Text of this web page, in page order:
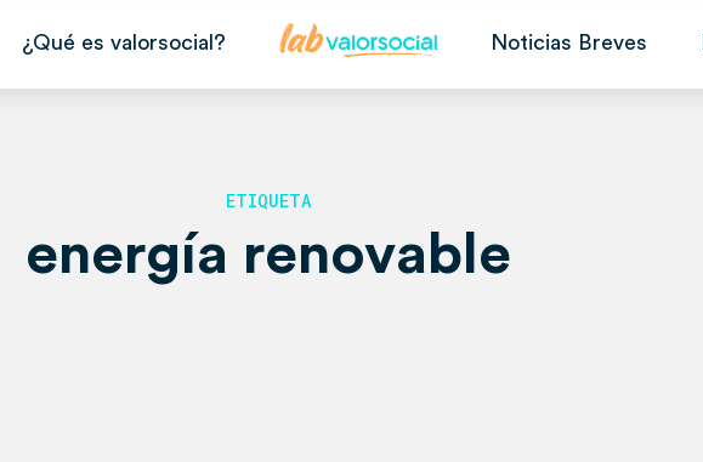
¿Qué es valorsocial? Noticias Breves
ETIQUETA
energía renovable